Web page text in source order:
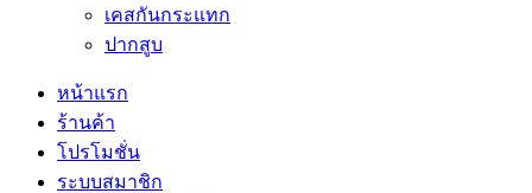
เคสกันกระแทก
ปากสูบ
หน้าแรก
ร้านค้า
โปรโมชั่น
ระบบสมาชิก